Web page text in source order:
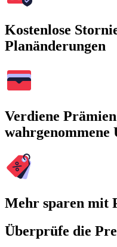
Kostenlose
Planänderungen
Verdiene
wahrgenommene
Mehr sparen mit
Überprüfe die